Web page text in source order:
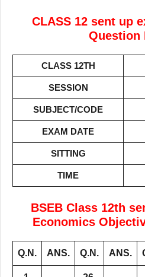
CLASS 12 sent up
Question
CLASS 12TH
SESSION
SUBJECT/CODE
EXAM DATE
SITTING
TIME
BSEB Class 12th
Economics
Q.N. ANS. Q.N. ANS.